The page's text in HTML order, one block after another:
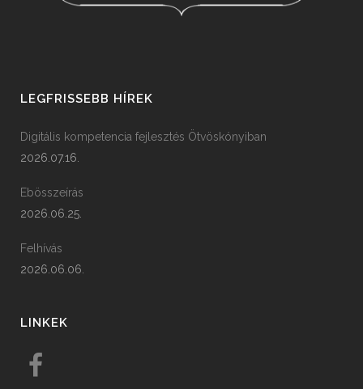
LEGFRISSEBB HÍREK
Digitális kompetencia fejlesztés Ötvöskónyiban
2026.07.16.
Ebösszeírás
2026.06.25.
Felhívás
2026.06.06.
LINKEK